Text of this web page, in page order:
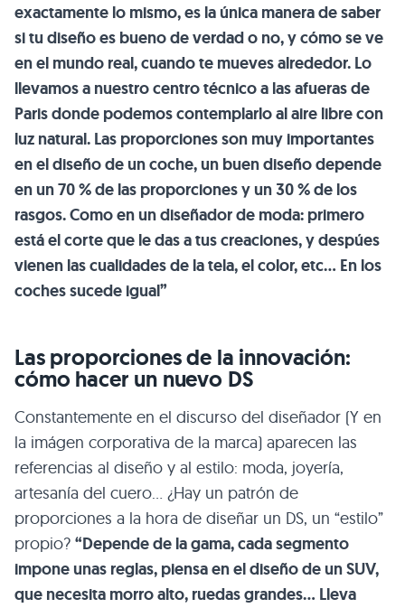
exactamente lo mismo, es la única manera de saber
si tu diseño es bueno de verdad o no, y cómo se ve
en el mundo real, cuando te mueves alrededor. Lo
llevamos a nuestro centro técnico a las afueras de
Paris donde podemos contemplarlo al aire libre con
luz natural. Las proporciones son muy importantes
en el diseño de un coche, un buen diseño depende
en un 70 % de las proporciones y un 30 % de los
rasgos. Como en un diseñador de moda: primero
está el corte que le das a tus creaciones, y despúes
vienen las cualidades de la tela, el color, etc… En los
coches sucede igual”
Las proporciones de la innovación:
cómo hacer un nuevo DS
Constantemente en el discurso del diseñador (Y en
la imágen corporativa de la marca) aparecen las
referencias al diseño y al estilo: moda, joyería,
artesanía del cuero… ¿Hay un patrón de
proporciones a la hora de diseñar un DS, un “estilo”
propio? “Depende de la gama, cada segmento
impone unas reglas, piensa en el diseño de un SUV,
que necesita morro alto, ruedas grandes… Lleva